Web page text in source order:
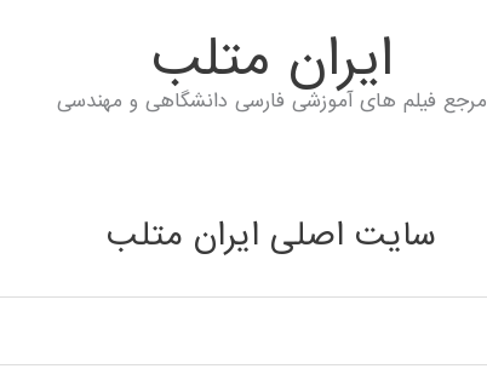
ايران متلب
مرجع فیلم های آموزشی فارسی دانشگاهی و مهندسی
سایت اصلی ایران متلب